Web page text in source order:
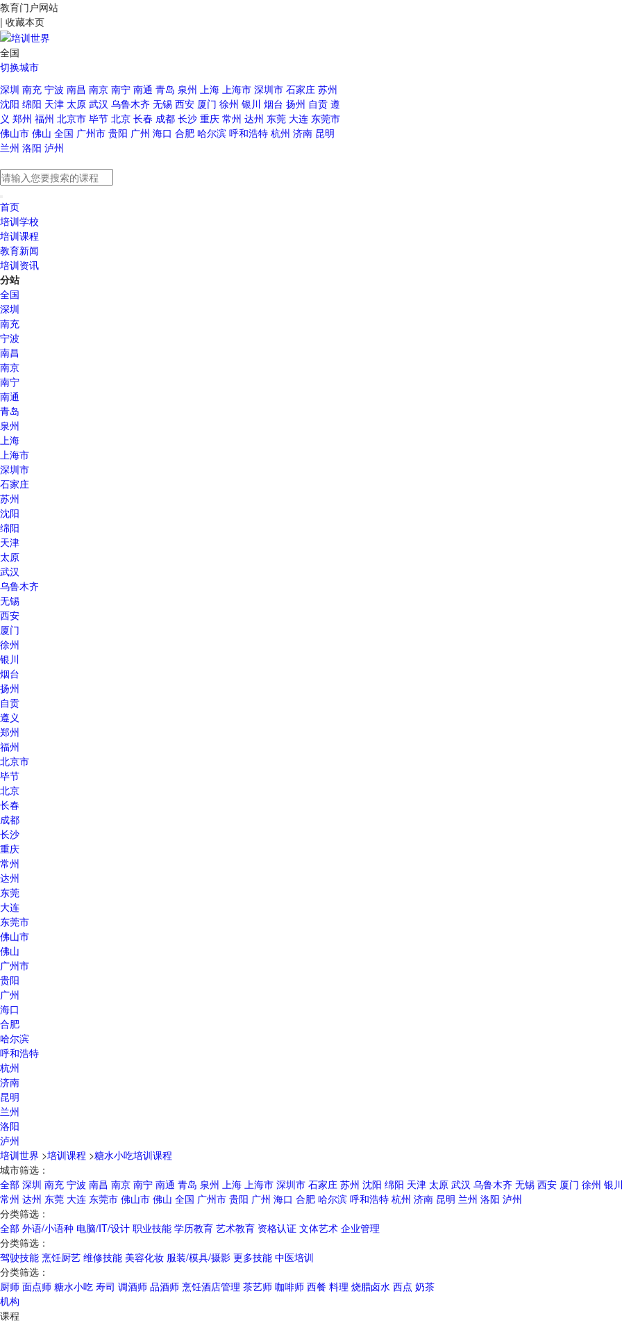
教育门户网站
| 收藏本页
全国
切换城市
深圳 南充 宁波 南昌 南京 南宁 南通 青岛 泉州 上海 上海市 深圳市 石家庄 苏州
沈阳 绵阳 天津 太原 武汉 乌鲁木齐 无锡 西安 厦门 徐州 银川 烟台 扬州 自贡 遵
义 郑州 福州 北京市 毕节 北京 长春 成都 长沙 重庆 常州 达州 东莞 大连 东莞市
佛山市 佛山 全国 广州市 贵阳 广州 海口 合肥 哈尔滨 呼和浩特 杭州 济南 昆明
兰州 洛阳 泸州
首页
培训学校
培训课程
教育新闻
培训资讯
分站
全国
深圳
南充
宁波
南昌
南京
南宁
南通
青岛
泉州
上海
上海市
深圳市
石家庄
苏州
沈阳
绵阳
天津
太原
武汉
乌鲁木齐
无锡
西安
厦门
徐州
银川
烟台
扬州
自贡
遵义
郑州
福州
北京市
毕节
北京
长春
成都
长沙
重庆
常州
达州
东莞
大连
东莞市
佛山市
佛山
广州市
贵阳
广州
海口
合肥
哈尔滨
呼和浩特
杭州
济南
昆明
兰州
洛阳
泸州
培训世界 >培训课程 >糖水小吃培训课程
城市筛选：
全部 深圳 南充 宁波 南昌 南京 南宁 南通 青岛 泉州 上海 上海市 深圳市 石家庄 苏州 沈阳 绵阳 天津 太原 武汉 乌鲁木齐 无锡 西安 厦门 徐州 银川
常州 达州 东莞 大连 东莞市 佛山市 佛山 全国 广州市 贵阳 广州 海口 合肥 哈尔滨 呼和浩特 杭州 济南 昆明 兰州 洛阳 泸州
分类筛选：
全部 外语/小语种 电脑/IT/设计 职业技能 学历教育 艺术教育 资格认证 文体艺术 企业管理
分类筛选：
驾驶技能 烹饪厨艺 维修技能 美容化妆 服装/模具/摄影 更多技能 中医培训
分类筛选：
厨师 面点师 糖水小吃 寿司 调酒师 品酒师 烹饪酒店管理 茶艺师 咖啡师 西餐 料理 烧腊卤水 西点 奶茶
机构
课程